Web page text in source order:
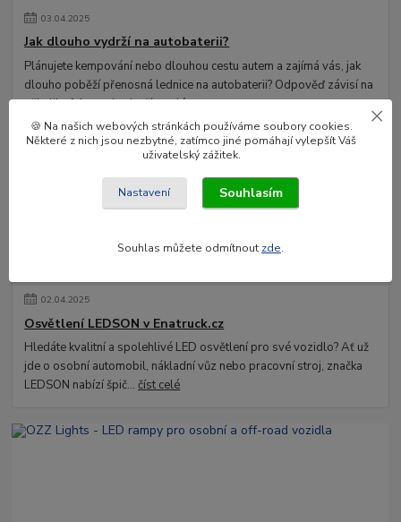
03.04.2025
Jak dlouho vydrží na autobaterii?
Plánujete kempování nebo dlouhou cestu autem a zajímá vás, jak
dlouho poběží přenosná lednice na autobaterii? Odpověď závisí na
několika faktorech, al...číst celé
02.04.2025
Osvětlení LEDSON v Enatruck.cz
Hledáte kvalitní a spolehlivé LED osvětlení pro své vozidlo? Ať už
jde o osobní automobil, nákladní vůz nebo pracovní stroj, značka
LEDSON nabízí špič...číst celé
🍪 Na našich webových stránkách používáme soubory cookies.
Některé z nich jsou nezbytné, zatímco jiné pomáhají vylepšít Váš
uživatelský zážitek.
Nastavení Souhlasím
Souhlas můžete odmítnout zde.